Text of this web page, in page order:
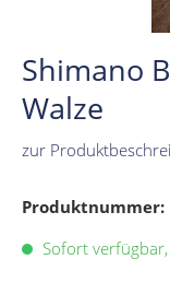
Shimano
Walze
zur
Produktnummer:
Sofort